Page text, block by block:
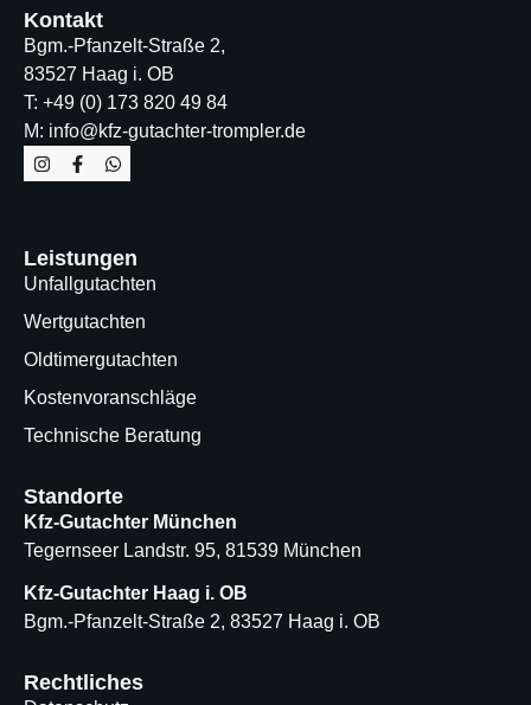
Kontakt
Bgm.-Pfanzelt-Straße 2,
83527 Haag i. OB
T: +49 (0) 173 820 49 84
M: info@kfz-gutachter-trompler.de
Leistungen
Unfallgutachten
Wertgutachten
Oldtimergutachten
Kostenvoranschläge
Technische Beratung
Standorte
Kfz-Gutachter München
Tegernseer Landstr. 95, 81539 München
Kfz-Gutachter Haag i. OB
Bgm.-Pfanzelt-Straße 2, 83527 Haag i. OB
Rechtliches